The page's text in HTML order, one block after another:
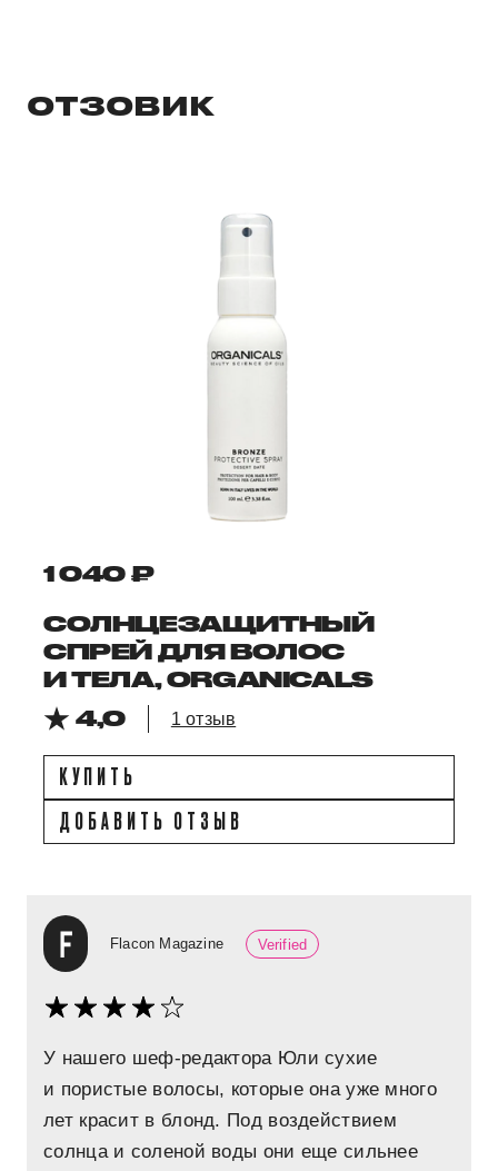
ОТЗОВИК
1 040 ₽
СОЛНЦЕЗАЩИТНЫЙ
СПРЕЙ ДЛЯ ВОЛОС
И ТЕЛА, ORGANICALS
4,0
1 отзыв
КУПИТЬ
ДОБАВИТЬ ОТЗЫВ
Flacon Magazine Verified
У нашего шеф-редактора Юли сухие
и пористые волосы, которые она уже много
лет красит в блонд. Под воздействием
солнца и соленой воды они еще сильнее